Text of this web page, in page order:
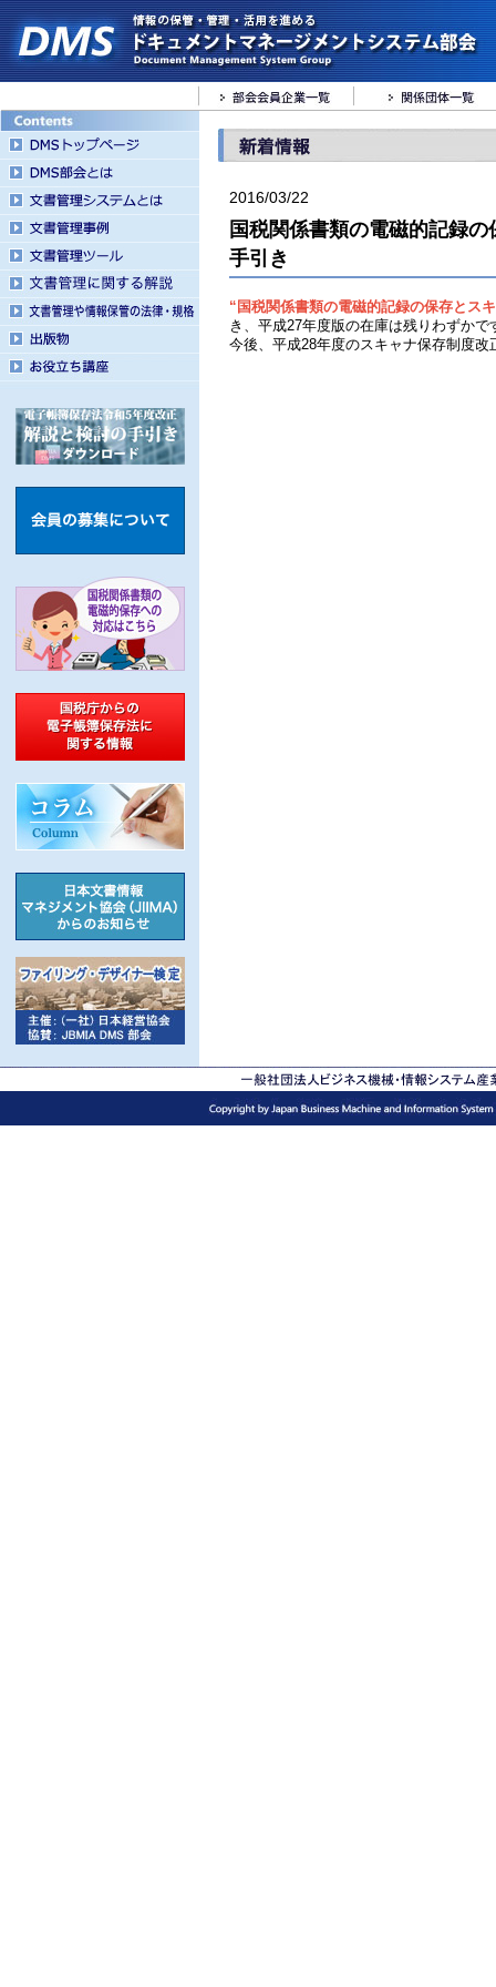
2016/03/22
国税関係書類の電磁的記録
手引き
“国税関係書類の電磁的記録の保存とス
き、平成27年度版の在庫は残りわずかで
今後、平成28年度のスキャナ保存制度